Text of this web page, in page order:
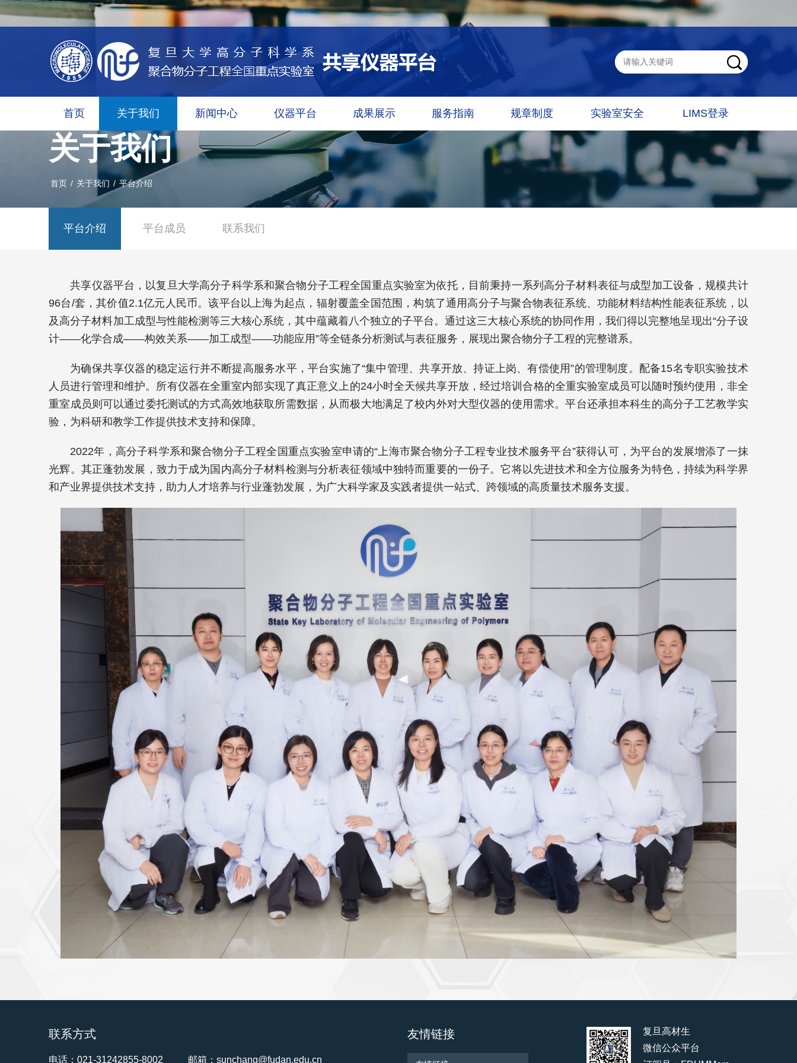
首页 关于我们 新闻中心 仪器平台 成果展示 服务指南 规章制度 实验室安全 LIMS登录
关于我们
首页 / 关于我们 / 平台介绍
平台介绍 平台成员 联系我们
共享仪器平台，以复旦大学高分子科学系和聚合物分子工程全国重点实验室为依托，目前秉持一系列高分子材料表征与成型加工设备，规模共计
96台/套，其价值2.1亿元人民币。该平台以上海为起点，辐射覆盖全国范围，构筑了通用高分子与聚合物表征系统、功能材料结构性能表征系统，以
及高分子材料加工成型与性能检测等三大核心系统，其中蕴藏着八个独立的子平台。通过这三大核心系统的协同作用，我们得以完整地呈现出“分子设
计——化学合成——构效关系——加工成型——功能应用”等全链条分析测试与表征服务，展现出聚合物分子工程的完整谱系。
为确保共享仪器的稳定运行并不断提高服务水平，平台实施了“集中管理、共享开放、持证上岗、有偿使用”的管理制度。配备15名专职实验技术
人员进行管理和维护。所有仪器在全重室内部实现了真正意义上的24小时全天候共享开放，经过培训合格的全重实验室成员可以随时预约使用，非全
重室成员则可以通过委托测试的方式高效地获取所需数据，从而极大地满足了校内外对大型仪器的使用需求。平台还承担本科生的高分子工艺教学实
验，为科研和教学工作提供技术支持和保障。
2022年，高分子科学系和聚合物分子工程全国重点实验室申请的“上海市聚合物分子工程专业技术服务平台”获得认可，为平台的发展增添了一抹
光辉。其正蓬勃发展，致力于成为国内高分子材料检测与分析表征领域中独特而重要的一份子。它将以先进技术和全方位服务为特色，持续为科学界
和产业界提供技术支持，助力人才培养与行业蓬勃发展，为广大科学家及实践者提供一站式、跨领域的高质量技术服务支援。
联系方式
电话：021-31242855-8002 邮箱：sunchang@fudan.edu.cn
友情链接
复旦高材生
微信公众平台